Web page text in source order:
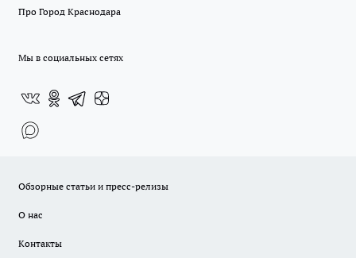
Про Город Краснодара
Мы в социальных сетях
Обзорные статьи и пресс-релизы
О нас
Контакты